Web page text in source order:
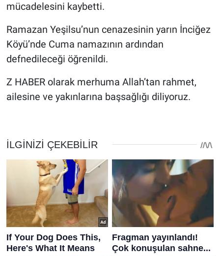
mücadelesini kaybetti.
Ramazan Yeşilsu’nun cenazesinin yarın İnciğez
Köyü’nde Cuma namazının ardından
defnedileceği öğrenildi.
Z HABER olarak merhuma Allah’tan rahmet,
ailesine ve yakınlarına başsağlığı diliyoruz.